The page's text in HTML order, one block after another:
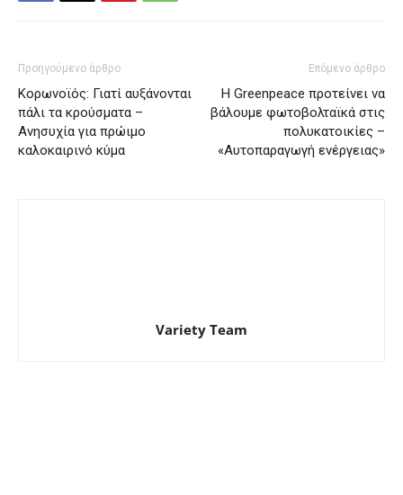
Προηγούμενο άρθρο
Κορωνοϊός: Γιατί αυξάνονται
πάλι τα κρούσματα –
Ανησυχία για πρώιμο
καλοκαιρινό κύμα
Επόμενο άρθρο
H Greenpeace προτείνει να
βάλουμε φωτοβολταϊκά στις
πολυκατοικίες –
«Αυτοπαραγωγή ενέργειας»
Variety Team